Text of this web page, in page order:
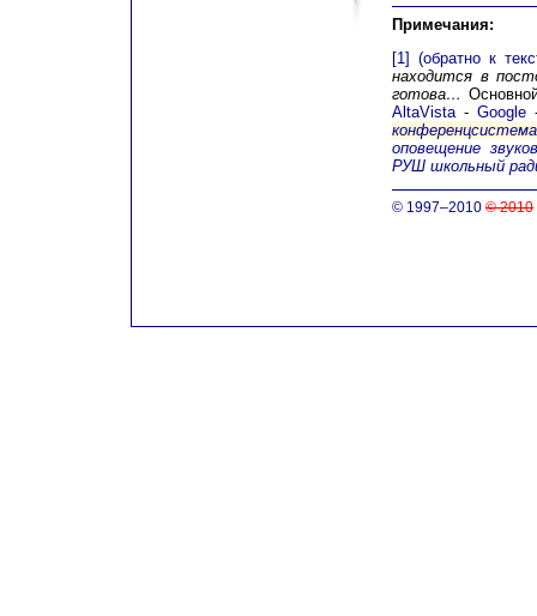
Примечания:
[1] (обратно к
находится в
готова…
AltaVista -Google
оповещение
РУШ школьный
© 1997–2010 © 2010